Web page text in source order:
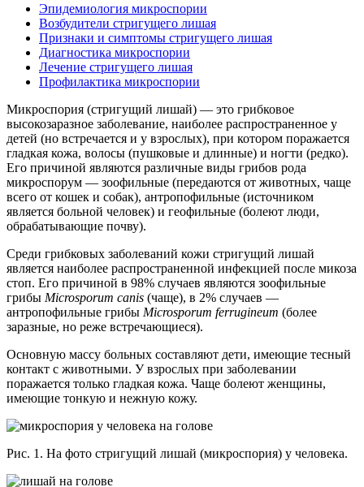
Эпидемиология микроспории
Возбудители стригущего лишая
Признаки и симптомы стригущего лишая
Диагностика микроспории
Лечение стригущего лишая
Профилактика микроспории
Микроспория (стригущий лишай) — это грибковое
высокозаразное заболевание, наиболее распространенное у
детей (но встречается и у взрослых), при котором поражается
гладкая кожа, волосы (пушковые и длинные) и ногти (редко).
Его причиной являются различные виды грибов рода
микроспорум — зоофильные (передаются от животных, чаще
всего от кошек и собак), антропофильные (источником
является больной человек) и геофильные (болеют люди,
обрабатывающие почву).
Среди грибковых заболеваний кожи стригущий лишай
является наиболее распространенной инфекцией после микоза
стоп. Его причиной в 98% случаев являются зоофильные
грибы Microsporum canis (чаще), в 2% случаев —
антропофильные грибы Microsporum ferrugineum (более
заразные, но реже встречающиеся).
Основную массу больных составляют дети, имеющие тесный
контакт с животными. У взрослых при заболевании
поражается только гладкая кожа. Чаще болеют женщины,
имеющие тонкую и нежную кожу.
Рис. 1. На фото стригущий лишай (микроспория) у человека.